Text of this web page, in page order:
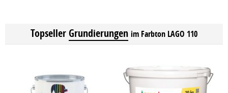
TopsellerGrundierungen im Farbton LAGO 110